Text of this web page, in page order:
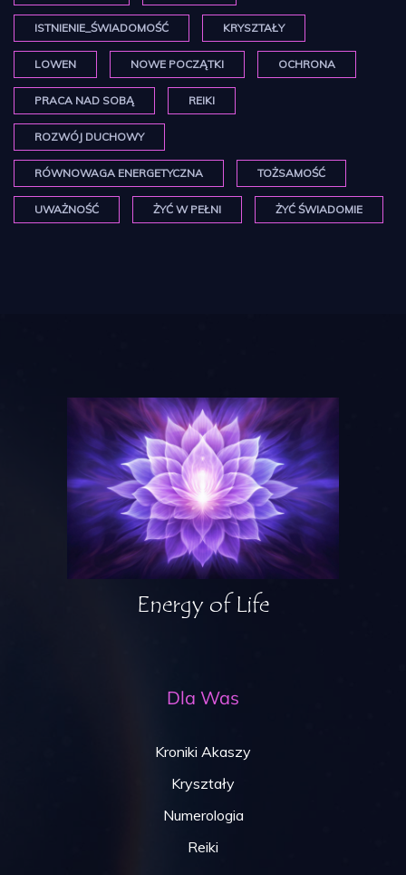
ISTNIENIE_ŚWIADOMOŚĆ KRYSZTAŁY
LOWEN NOWE POCZĄTKI OCHRONA
PRACA NAD SOBĄ REIKI
ROZWÓJ DUCHOWY
RÓWNOWAGA ENERGETYCZNA TOŻSAMOŚĆ
UWAŻNOŚĆ ŻYĆ W PEŁNI ŻYĆ ŚWIADOMIE
Energy of Life
Dla Was
Kroniki Akaszy
Kryształy
Numerologia
Reiki